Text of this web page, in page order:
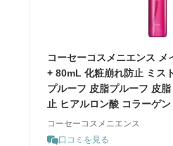
コーセーコスメニエンス メ
+ 80mL 化粧崩れ防止 ミス
プルーフ 皮脂プルーフ 皮
止 ヒアルロン酸 コラーゲ
コーセーコスメニエンス
口コミを見る